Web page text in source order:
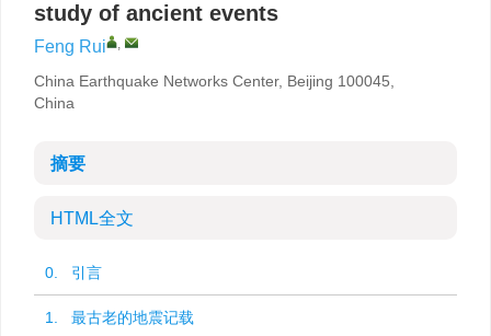
study of ancient events
Feng Rui ,
China Earthquake Networks Center, Beijing 100045,
China
摘要
HTML全文
0. 引言
1. 最古老的地震记载